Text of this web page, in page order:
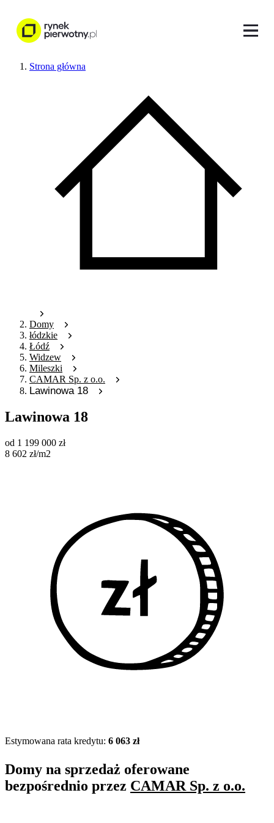
Strona główna
Domy
łódzkie
Łódź
Widzew
Mileszki
CAMAR Sp. z o.o.
Lawinowa 18
Lawinowa 18
od 1 199 000 zł
8 602 zł/m2
Estymowana rata kredytu: 6 063 zł
Domy na sprzedaż oferowane
bezpośrednio przez CAMAR Sp. z o.o.